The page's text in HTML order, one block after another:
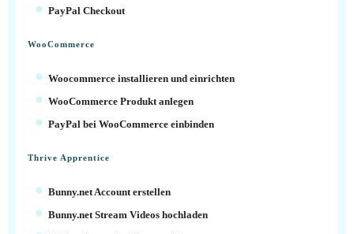
PayPal Checkout
WooCommerce
Woocommerce installieren und einrichten
WooCommerce Produkt anlegen
PayPal bei WooCommerce einbinden
Thrive Apprentice
Bunny.net Account erstellen
Bunny.net Stream Videos hochladen